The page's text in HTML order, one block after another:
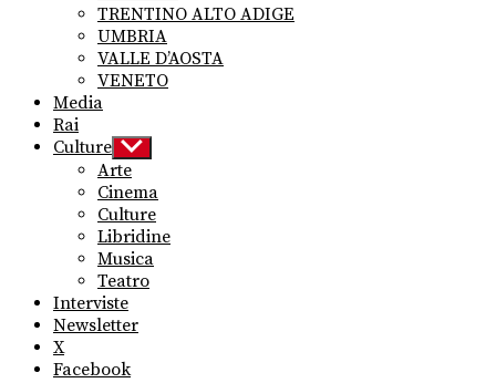
TRENTINO ALTO ADIGE
UMBRIA
VALLE D’AOSTA
VENETO
Media
Rai
Culture Show
sub
menu
Arte
Cinema
Culture
Libridine
Musica
Teatro
Interviste
Newsletter
X
Facebook